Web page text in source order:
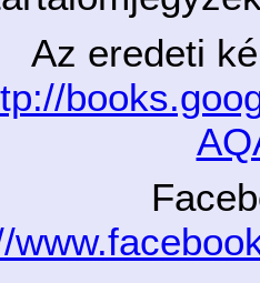
Az eredeti